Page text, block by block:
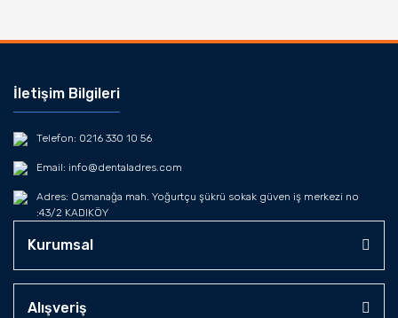
İletişim Bilgileri
Telefon: 0216 330 10 56
Email: info@dentaladres.com
Adres: Osmanağa mah. Yoğurtçu şükrü sokak güven iş merkezi no
:43/2 KADIKÖY
Kurumsal
Alışveriş